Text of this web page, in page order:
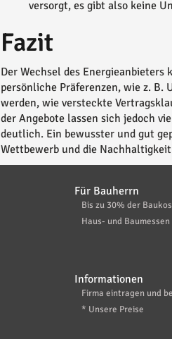
versorgt, es gibt also keine
Fazit
Der Wechsel des
persönliche Präferenzen, wie z.
werden, wie versteckte
der Angebote lassen sich jedoch
deutlich. Ein bewusster und gut
Wettbewerb und die
Für Bauherrn
Bis zu 30% der
Haus- und
Informationen
Firma eintragen und
* Unsere Preise